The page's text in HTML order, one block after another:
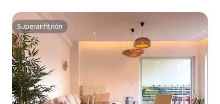
Superanfitrión
Superanfitrión